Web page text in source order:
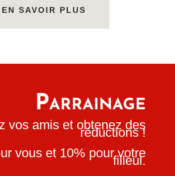
EN SAVOIR PLUS
Parrainage
vos amis et obtenez des
réductions !
vous et 10% pour votre
filleul.